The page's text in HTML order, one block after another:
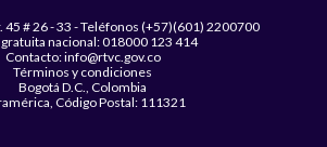
45 # 26 - 33 - Teléfonos (+57)(601) 2200700
nacional: 018000 123 414
Contacto: info@rtvc.gov.co
Términos y condiciones
Bogotá D.C., Colombia
Código Postal: 111321